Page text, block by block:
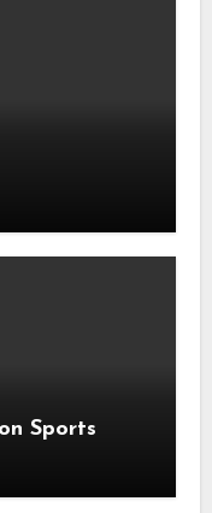
Sports